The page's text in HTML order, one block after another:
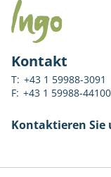
Kontakt
T: +43 1 59988-3091
F: +43 1 59988-
Kontaktieren Sie